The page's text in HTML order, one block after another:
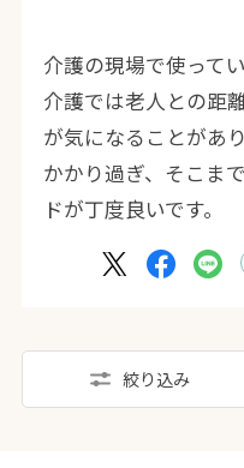
介護の現場で使ってい
介護では老人との距
が気になることがあ
かかり過ぎ、そこま
ドが丁度良いです。
絞り込み